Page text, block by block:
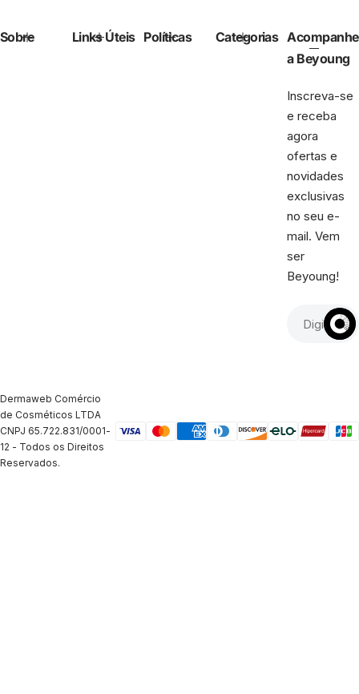
Sobre Links Úteis Políticas Categorias Acompanhe
a Beyoung
Inscreva-se
e receba
agora
ofertas e
novidades
exclusivas
no seu e-
mail. Vem
ser
Beyoung!
Dermaweb Comércio
de Cosméticos LTDA
CNPJ 65.722.831/0001-
12 - Todos os Direitos
Reservados.